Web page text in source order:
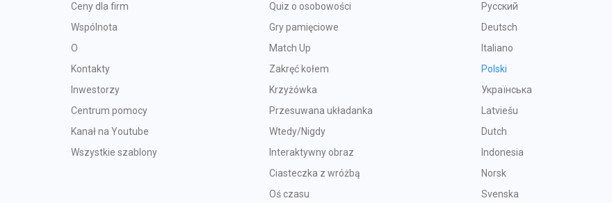
Ceny dla firm
Wspólnota
O
Kontakty
Inwestorzy
Centrum pomocy
Kanał na Youtube
Wszystkie szablony
Quiz o osobowości
Gry pamięciowe
Match Up
Zakręć kołem
Krzyżówka
Przesuwana układanka
Wtedy/Nigdy
Interaktywny obraz
Ciasteczka z wróżbą
Oś czasu
Русский
Deutsch
Italiano
Polski
Українська
Latviešu
Dutch
Indonesia
Norsk
Svenska